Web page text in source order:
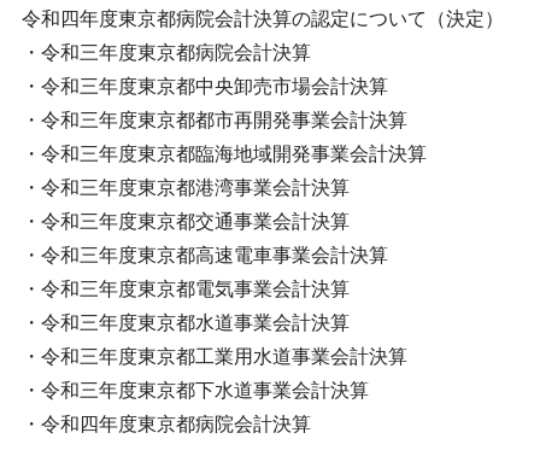
令和四年度東京都病院会計決算の認定について（決定）
・令和三年度東京都病院会計決算
・令和三年度東京都中央卸売市場会計決算
・令和三年度東京都都市再開発事業会計決算
・令和三年度東京都臨海地域開発事業会計決算
・令和三年度東京都港湾事業会計決算
・令和三年度東京都交通事業会計決算
・令和三年度東京都高速電車事業会計決算
・令和三年度東京都電気事業会計決算
・令和三年度東京都水道事業会計決算
・令和三年度東京都工業用水道事業会計決算
・令和三年度東京都下水道事業会計決算
・令和四年度東京都病院会計決算